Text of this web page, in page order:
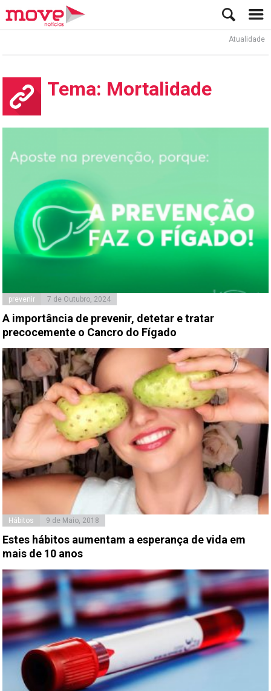
Atualidade Ator
Tema: Mortalidade
prevenir 7 de Outubro, 2024
A importância de prevenir, detetar e tratar
precocemente o Cancro do Fígado
Hábitos 9 de Maio, 2018
Estes hábitos aumentam a esperança de vida em
mais de 10 anos